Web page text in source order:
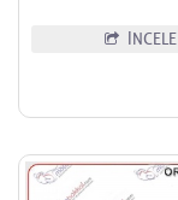
İNCELE